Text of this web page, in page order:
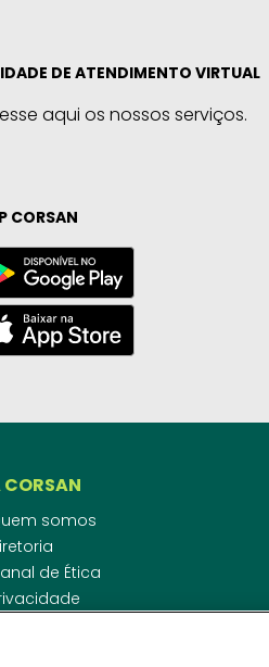
DE ATENDIMENTO VIRTUAL
aqui os nossos serviços.
CORSAN
CORSAN
somos
de Ética